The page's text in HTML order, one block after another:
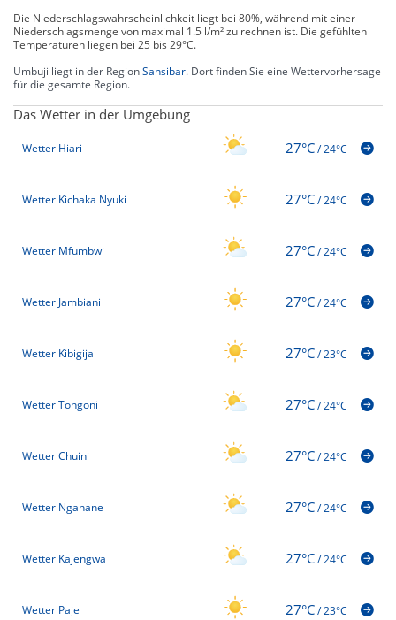
Die Niederschlagswahrscheinlichkeit liegt bei 80%, während mit einer
Niederschlagsmenge von maximal 1.5 l/m² zu rechnen ist. Die gefühlten
Temperaturen liegen bei 25 bis 29°C.
Umbuji liegt in der RegionSansibar. Dort finden Sie eine Wettervorhersage
für die gesamte Region.
Das Wetter in der Umgebung
Wetter Hiari 27°C/24°C
Wetter Kichaka Nyuki 27°C/24°C
Wetter Mfumbwi 27°C/24°C
Wetter Jambiani 27°C/24°C
Wetter Kibigija 27°C/23°C
Wetter Tongoni 27°C/24°C
Wetter Chuini 27°C/24°C
Wetter Nganane 27°C/24°C
Wetter Kajengwa 27°C/24°C
Wetter Paje 27°C/23°C